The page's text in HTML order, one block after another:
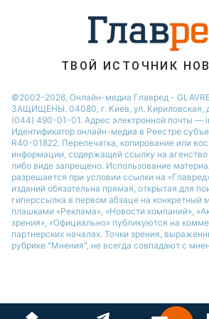
Виталий Козловский
ТВОЙ ИСТОЧНИК
©2002-2026, Онлайн-медиа Главред -
ЗАЩИЩЕНЫ. 04080, г. Киев, ул. Кириловская,
(044) 490-01-01. Адрес электронной почты —
Идентификатор онлайн-медиа в Реестре
R40-01822. Перепечатка, копирование или
информации, содержащей ссылку на
либо виде запрещено. Использование
разрешается при условии ссылки на
изданий обязательна прямая, открытая для
гиперссылка в первом абзаце на конкретный
плашками «Реклама», «Новости компаний»,
зрения», «Официально» публикуются на
партнерских началах. Точки зрения,
рубрике "Мнения", не всегда совпадают с